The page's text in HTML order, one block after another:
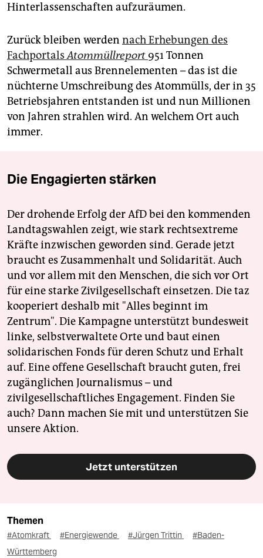
Hinterlassenschaften aufzuräumen.
Zurück bleiben werden nach Erhebungen des
FachportalsAtommüllreport 951 Tonnen
Schwermetall aus Brennelementen – das ist die
nüchterne Umschreibung des Atommülls, der in 35
Betriebsjahren entstanden ist und nun Millionen
von Jahren strahlen wird. An welchem Ort auch
immer.
Die Engagierten stärken
Der drohende Erfolg der AfD bei den kommenden
Landtagswahlen zeigt, wie stark rechtsextreme
Kräfte inzwischen geworden sind. Gerade jetzt
braucht es Zusammenhalt und Solidarität. Auch
und vor allem mit den Menschen, die sich vor Ort
für eine starke Zivilgesellschaft einsetzen. Die taz
kooperiert deshalb mit "Alles beginnt im
Zentrum". Die Kampagne unterstützt bundesweit
linke, selbstverwaltete Orte und baut einen
solidarischen Fonds für deren Schutz und Erhalt
auf. Eine offene Gesellschaft braucht guten, frei
zugänglichen Journalismus – und
zivilgesellschaftliches Engagement. Finden Sie
auch? Dann machen Sie mit und unterstützen Sie
unsere Aktion.
Jetzt unterstützen
Themen
#Atomkraft #Energiewende #Jürgen Trittin
#Baden-
Württemberg